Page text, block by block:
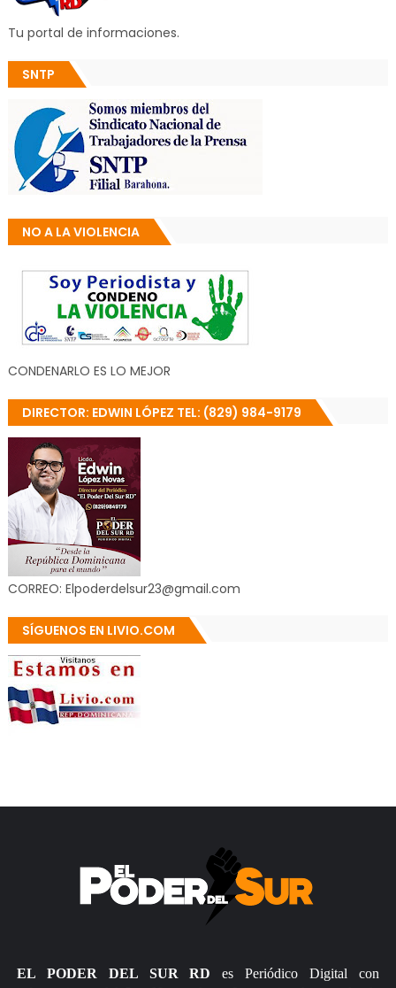
Tu portal de informaciones.
SNTP
NO A LA VIOLENCIA
CONDENARLO ES LO MEJOR
DIRECTOR: EDWIN LÓPEZ TEL: (829) 984-9179
CORREO: Elpoderdelsur23@gmail.com
SÍGUENOS EN LIVIO.COM
EL PODER DEL SUR RD es Periódico Digital con